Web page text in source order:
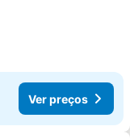
Ver preços